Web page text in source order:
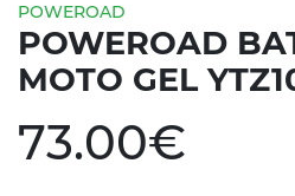
POWEROAD
POWEROAD
MOTO GEL
73.00€